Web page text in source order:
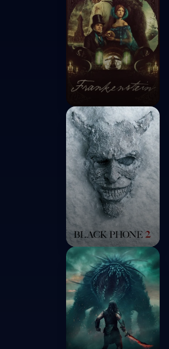
Frankenstein
2025
Black Phone 2
2025